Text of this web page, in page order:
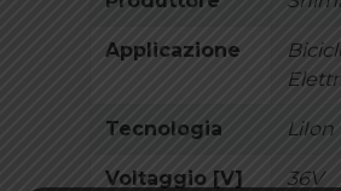
Applicazione
Tecnologia LiIon
Voltaggio [V] 36V